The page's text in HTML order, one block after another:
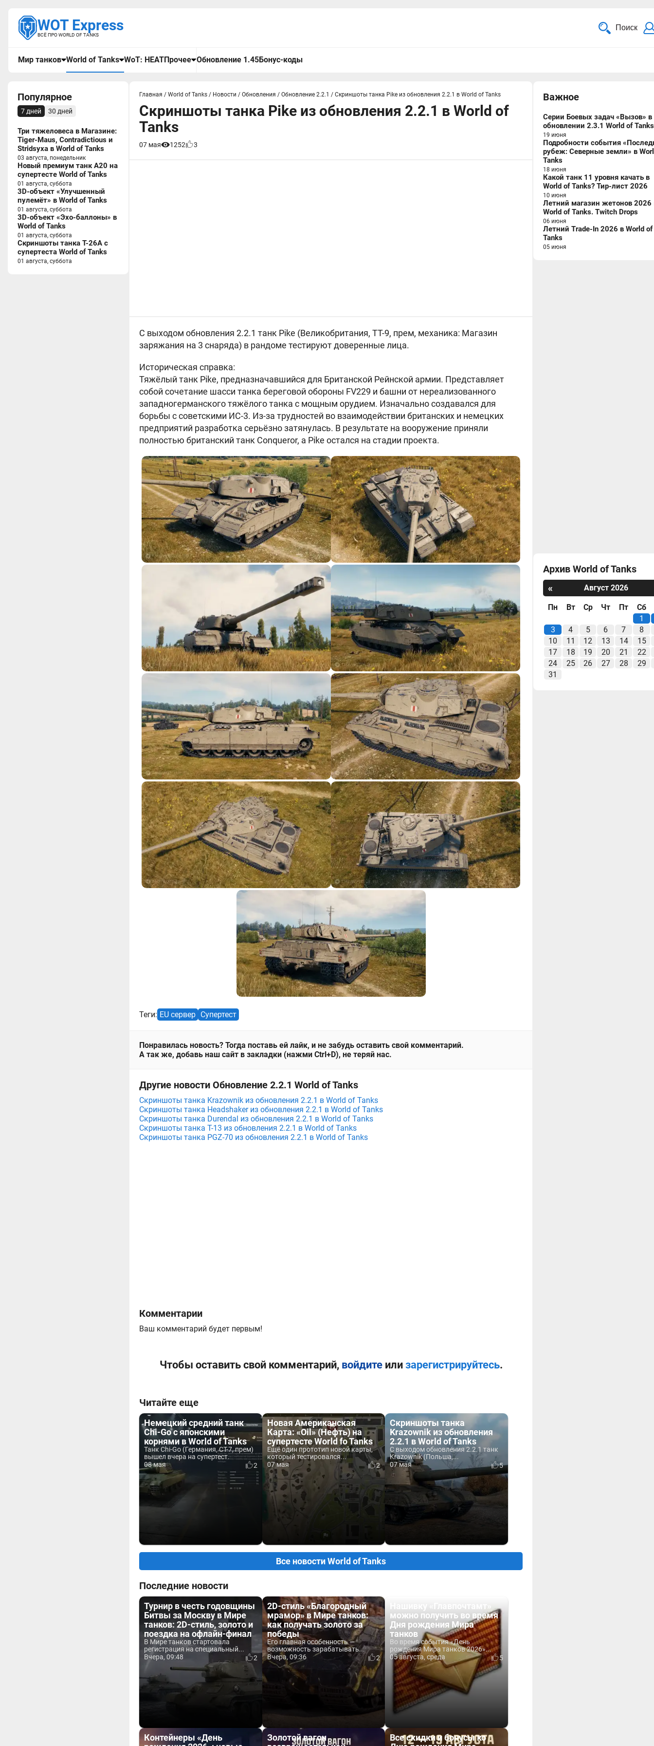
WOT Express
ВСЁ ПРО WORLD OF TANKS
Поиск
Мир танков World of Tanks WoT: HEATПрочее Обновление 1.45Бонус-коды
Популярное
7 дней 30 дней
Три тяжеловеса в Магазине:
Tiger-Maus, Contradictious и
Stridsyxa в World of Tanks
03 августа, понедельник
Новый премиум танк A20 на
супертесте World of Tanks
01 августа, суббота
3D-объект «Улучшенный
пулемёт» в World of Tanks
01 августа, суббота
3D-объект «Эхо-баллоны» в
World of Tanks
01 августа, суббота
Скриншоты танка T-26A с
супертеста World of Tanks
01 августа, суббота
Главная / World of Tanks / Новости / Обновления / Обновление 2.2.1 / Скриншоты танка Pike из обновления 2.2.1 в World of Tanks
Скриншоты танка Pike из обновления 2.2.1 в World of
Tanks
07 мая 1252 3
С выходом обновления 2.2.1 танк Pike (Великобритания, ТТ-9, прем, механика: Магазин
заряжания на 3 снаряда) в рандоме тестируют доверенные лица.
Историческая справка:
Тяжёлый танк Pike, предназначавшийся для Британской Рейнской армии. Представляет
собой сочетание шасси танка береговой обороны FV229 и башни от нереализованного
западногерманского тяжёлого танка с мощным орудием. Изначально создавался для
борьбы с советскими ИС-3. Из-за трудностей во взаимодействии британских и немецких
предприятий разработка серьёзно затянулась. В результате на вооружение приняли
полностью британский танк Conqueror, а Pike остался на стадии проекта.
Теги: EU сервер Супертест
Понравилась новость? Тогда поставь ей лайк, и не забудь оставить свой комментарий.
А так же, добавь наш сайт в закладки (нажми Ctrl+D), не теряй нас.
Другие новости Обновление 2.2.1 World of Tanks
Скриншоты танка Krazownik из обновления 2.2.1 в World of Tanks
Скриншоты танка Headshaker из обновления 2.2.1 в World of Tanks
Скриншоты танка Durendal из обновления 2.2.1 в World of Tanks
Скриншоты танка Т-13 из обновления 2.2.1 в World of Tanks
Скриншоты танка PGZ-70 из обновления 2.2.1 в World of Tanks
Комментарии
Ваш комментарий будет первым!
Чтобы оставить свой комментарий, войдитеили зарегистрируйтесь.
Читайте еще
Немецкий средний танк
Chi-Go с японскими
корнями в World of Tanks
Танк Chi-Go (Германия, СТ-7, прем)
вышел вчера на супертест.
08 мая
2
Новая Американская
Карта: «Oil» (Нефть) на
супертесте World fo Tanks
Ещё один прототип новой карты,
который тестировался...
07 мая
2
Скриншоты танка
Krazownik из обновления
2.2.1 в World of Tanks
С выходом обновления 2.2.1 танк
Krazownik (Польша,...
07 мая
5
Все новости World of Tanks
Последние новости
Турнир в честь годовщины
Битвы за Москву в Мире
танков: 2D-стиль, золото и
поездка на офлайн-финал
В Мире танков стартовала
регистрация на специальный...
Вчера, 09:48
2
2D-стиль «Благородный
мрамор» в Мире танков:
как получать золото за
победы
Его главная особенность —
возможность зарабатывать...
Вчера, 09:36
2
Нашивку «Главпочтамт»
можно получить во время
Дня рождения Мира
танков
Во время события «День
рождения Мира танков 2026»...
05 августа, среда
5
Контейнеры «День
Золотой вагон
Все скидки и бонусы ко
Важное
Серии Боевых задач «Вызов» в
обновлении 2.3.1 World of Tanks
19 июня
Подробности события
рубеж: Северные земли» в
Tanks
18 июня
Какой танк 11 уровня качать в
World of Tanks? Тир-лист 2026
10 июня
Летний магазин жетонов 2026
World of Tanks. Twitch Drops
06 июня
Летний Trade-In 2026 в World of
Tanks
05 июня
Архив World of Tanks
«
Август 2026
Пн Вт Ср Чт Пт
Сб
1
3
4 5 6 7
8
10
11 12 13 14
15
17
18 19 20 21
22
24
25 26 27 28
29
31